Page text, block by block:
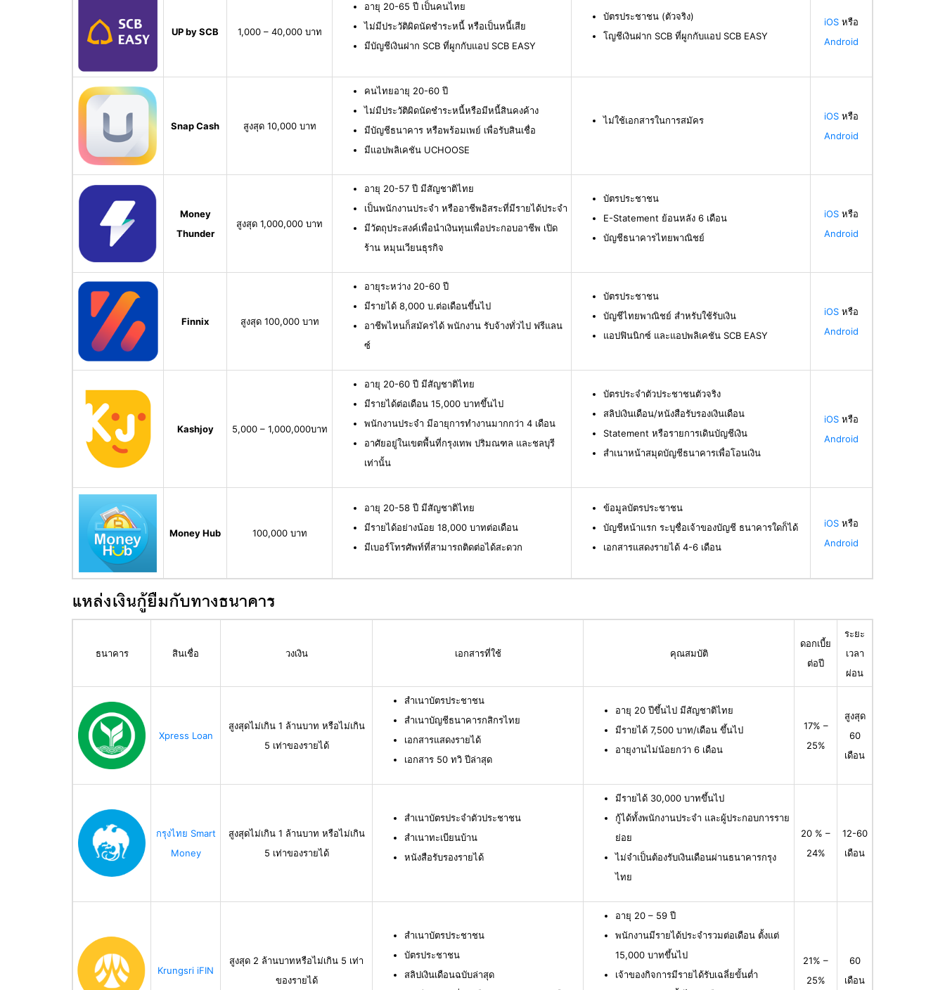
UP by SCB 1,000 – 40,000 บาท
อายุ 20-65 ปี เป็นคนไทย
ไม่มีประวัติผิดนัดชำระหนี้ หรือเป็นหนี้เสีย
มีบัญชีเงินฝาก SCB ที่ผูกกับแอป SCB EASY
บัตรประชาชน (ตัวจริง)
โญชีเงินฝาก SCB ที่ผูกกับแอป SCB EASY
iOS หรือ
Android
Snap Cash สูงสุด 10,000 บาท
คนไทยอายุ 20-60 ปี
ไม่มีประวัติผิดนัดชำระหนี้หรือมีหนี้สินคงค้าง
มีบัญชีธนาคาร หรือพร้อมเพย์ เพื่อรับสินเชื่อ
มีแอปพลิเคชัน UCHOOSE
ไม่ใช้เอกสารในการสมัคร iOS หรือ
Android
Money
Thunder
สูงสุด 1,000,000 บาท
อายุ 20-57 ปี มีสัญชาติไทย
เป็นพนักงานประจำ หรืออาชีพอิสระที่มีรายได้ประจำ
มีวัตถุประสงค์เพื่อนำเงินทุนเพื่อประกอบอาชีพ เปิด
ร้าน หมุนเวียนธุรกิจ
บัตรประชาชน
E-Statement ย้อนหลัง 6 เดือน
บัญชีธนาคารไทยพาณิชย์
iOS หรือ
Android
Finnix สูงสุด 100,000 บาท
อายุระหว่าง 20-60 ปี
มีรายได้ 8,000 บ.ต่อเดือนขึ้นไป
อาชีพไหนก็สมัครได้ พนักงาน รับจ้างทั่วไป ฟรีแลน
ซ์
บัตรประชาชน
บัญชีไทยพาณิชย์ สำหรับใช้รับเงิน
แอปฟินนิกซ์ และแอปพลิเคชัน SCB EASY
iOS หรือ
Android
Kashjoy 5,000 – 1,000,000บาท
อายุ 20-60 ปี มีสัญชาติไทย
มีรายได้ต่อเดือน 15,000 บาทขึ้นไป
พนักงานประจำ มีอายุการทำงานมากกว่า 4 เดือน
อาศัยอยู่ในเขตพื้นที่กรุงเทพ ปริมณฑล และชลบุรี
เท่านั้น
บัตรประจำตัวประชาชนตัวจริง
สลิปเงินเดือน/หนังสือรับรองเงินเดือน
Statement หรือรายการเดินบัญชีเงิน
สำเนาหน้าสมุดบัญชีธนาคารเพื่อโอนเงิน
iOS หรือ
Android
Money Hub 100,000 บาท
อายุ 20-58 ปี มีสัญชาติไทย
มีรายได้อย่างน้อย 18,000 บาทต่อเดือน
มีเบอร์โทรศัพท์ที่สามารถติดต่อได้สะดวก
ข้อมูลบัตรประชาชน
บัญชีหน้าแรก ระบุชื่อเจ้าของบัญชี ธนาคารใดก็ได้
เอกสารแสดงรายได้ 4-6 เดือน
iOS หรือ
Android
แหล่งเงินกู้ยืมกับทางธนาคาร
ธนาคาร สินเชื่อ วงเงิน เอกสารที่ใช้ คุณสมบัติ
ดอกเบี้ย
ต่อปี
ระยะ
เวลา
ผ่อน
Xpress Loan
สูงสุดไม่เกิน 1 ล้านบาท หรือไม่เกิน
5 เท่าของรายได้
สำเนาบัตรประชาชน
สำเนาบัญชีธนาคารกสิกรไทย
เอกสารแสดงรายได้
เอกสาร 50 ทวิ ปีล่าสุด
อายุ 20 ปีขึ้นไป มีสัญชาติไทย
มีรายได้ 7,500 บาท/เดือน ขึ้นไป
อายุงานไม่น้อยกว่า 6 เดือน
17% –
25%
สูงสุด
60
เดือน
กรุงไทย Smart
Money
สูงสุดไม่เกิน 1 ล้านบาท หรือไม่เกิน
5 เท่าของรายได้
สำเนาบัตรประจำตัวประชาชน
สำเนาทะเบียนบ้าน
หนังสือรับรองรายได้
มีรายได้ 30,000 บาทขึ้นไป
กู้ได้ทั้งพนักงานประจำ และผู้ประกอบการราย
ย่อย
ไม่จำเป็นต้องรับเงินเดือนผ่านธนาคารกรุง
ไทย
20 % –
24%
12-60
เดือน
Krungsri iFIN
สูงสุด 2 ล้านบาทหรือไม่เกิน 5 เท่า
ของรายได้
สำเนาบัตรประชาชน
บัตรประชาชน
สลิปเงินเดือนฉบับล่าสุด
อายุ 20 – 59 ปี
พนักงานมีรายได้ประจำรวมต่อเดือน ตั้งแต่
15,000 บาทขึ้นไป
เจ้าของกิจการมีรายได้รับเฉลี่ยขั้นต่ำ
21% –
25%
60
เดือน